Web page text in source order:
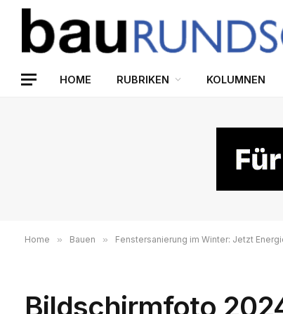
HOME RUBRIKEN KOLUMNEN
Home » Bauen » Fenstersanierung im Winter: Jetzt
Bildschirmfoto